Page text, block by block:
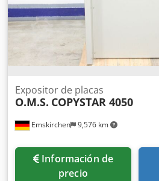
Emskirchen 9,576 km
Expositor de placas
O.M.S. COPYSTAR 4050
Información de
precio